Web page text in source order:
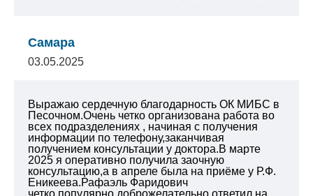
Самара
03.05.2025
Выражаю сердечную благодарность ОК МИБС в
Песочном.Очень четко организована работа во
всех подразделениях , начиная с получения
информации по телефону,заканчивая
получением консультации у доктора.В марте
2025 я оперативно получила заочную
консультацию,а в апреле была на приёме у Р.Ф.
Еникеева.Рафаэль Фаридович
четко,популярно,доброжелательно ответил на